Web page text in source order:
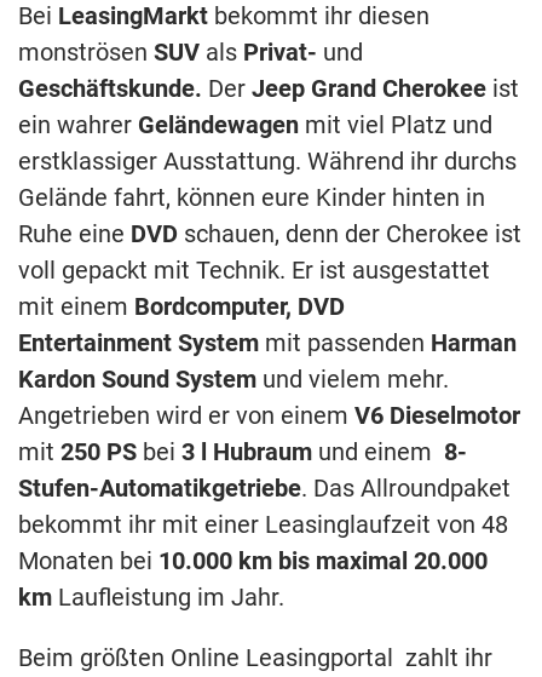
Bei LeasingMarkt bekommt ihr diesen
monströsen SUV als Privat- und
Geschäftskunde. Der Jeep Grand Cherokee ist
ein wahrer Geländewagen mit viel Platz und
erstklassiger Ausstattung. Während ihr durchs
Gelände fahrt, können eure Kinder hinten in
Ruhe eine DVD schauen, denn der Cherokee ist
voll gepackt mit Technik. Er ist ausgestattet
mit einem Bordcomputer, DVD
Entertainment System mit passenden Harman
Kardon Sound System und vielem mehr.
Angetrieben wird er von einem V6 Dieselmotor
mit 250 PS bei 3 l Hubraum und einem 8-
Stufen-Automatikgetriebe. Das Allroundpaket
bekommt ihr mit einer Leasinglaufzeit von 48
Monaten bei 10.000 km bis maximal 20.000
km Laufleistung im Jahr.
Beim größten Online Leasingportal zahlt ihr